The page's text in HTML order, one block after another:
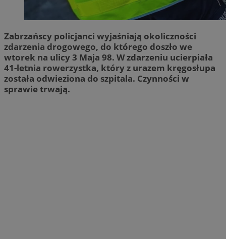
Zabrzańscy policjanci wyjaśniają okoliczności
zdarzenia drogowego, do którego doszło we
wtorek na ulicy 3 Maja 98. W zdarzeniu ucierpiała
41-letnia rowerzystka, który z urazem kręgosłupa
została odwieziona do szpitala. Czynności w
sprawie trwają.